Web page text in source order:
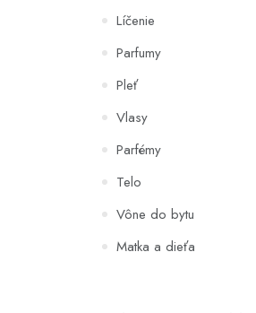
Líčenie
Parfumy
Pleť
Vlasy
Parfémy
Telo
Vône do bytu
Matka a dieťa